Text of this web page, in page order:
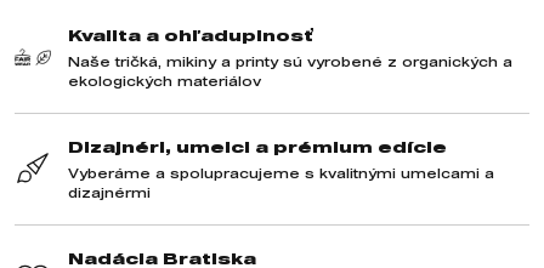
Kvalita a ohľaduplnosť
Naše tričká, mikiny a printy sú vyrobené z organických a
ekologických materiálov
Dizajnéri, umelci a prémium edície
Vyberáme a spolupracujeme s kvalitnými umelcami a
dizajnérmi
Nadácia Bratiska